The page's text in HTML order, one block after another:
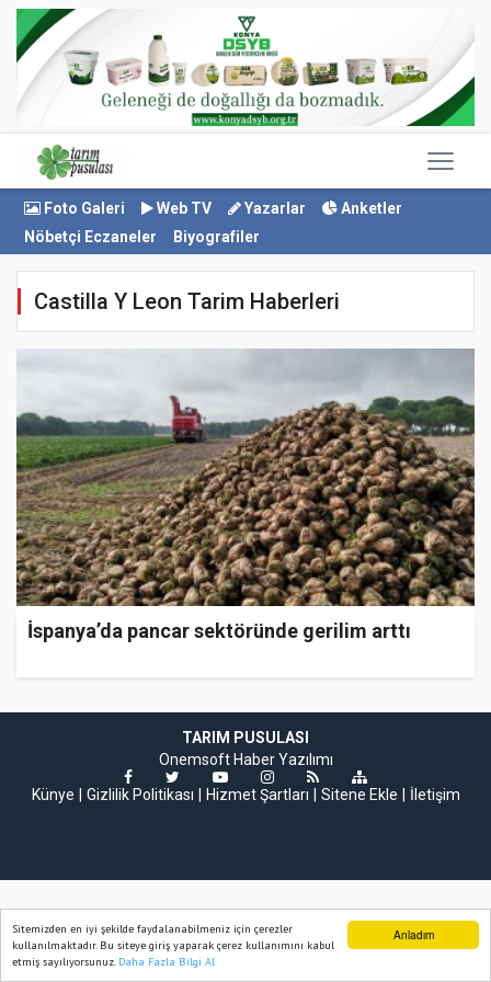
Anladım
Sitemizden en iyi şekilde faydalanabilmeniz için çerezler
kullanılmaktadır. Bu siteye giriş yaparak çerez kullanımını kabul
etmiş sayılıyorsunuz. Daha Fazla Bilgi Al
Foto Galeri Web TV Yazarlar
Anketler
Nöbetçi Eczaneler
Biyografiler
Castilla Y Leon Tarim Haberleri
İspanya’da pancar sektöründe gerilim arttı
TARIM PUSULASI
Onemsoft Haber Yazılımı
Künye
Gizlilik Politikası Hizmet Şartları Sitene Ekle İletişim
Ana Sayfa Web TV